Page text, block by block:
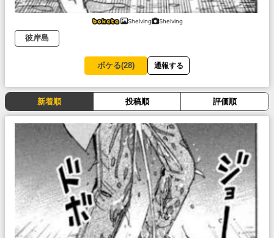
Shelving Shelving
彼岸島
ボケる(28) 通報する
新着順 投稿順 評価順